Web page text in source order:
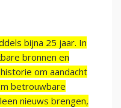
bijna 25 jaar. In
bronnen en
om aandacht
betrouwbare
nieuws brengen,